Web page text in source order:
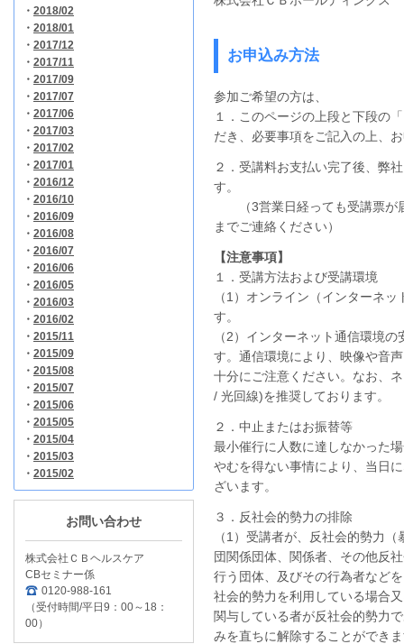
・ 2018/02
・ 2018/01
・ 2017/12
・ 2017/11
・ 2017/09
・ 2017/07
・ 2017/06
・ 2017/03
・ 2017/02
・ 2017/01
・ 2016/12
・ 2016/10
・ 2016/09
・ 2016/08
・ 2016/07
・ 2016/06
・ 2016/05
・ 2016/03
・ 2016/02
・ 2015/11
・ 2015/09
・ 2015/08
・ 2015/07
・ 2015/06
・ 2015/05
・ 2015/04
・ 2015/03
・ 2015/02
お問い合わせ
株式会社ＣＢヘルスケア
CBセミナー係
0120-988-161
（受付時間/平日9：00～18：
00）
お申込み方法
参加ご希望の方は、
１．このページの上段と下段の
だき、必要事項をご記入の上、
２．受講料お支払い完了後、弊
す。
（3営業日経っても受講票が
までご連絡ください）
【注意事項】
１．受講方法および受講環境
（1）オンライン（インターネ
す。
（2）インターネット通信環境
す。通信環境により、映像や音
十分にご注意ください。なお、
/ 光回線)を推奨しております。
２．中止またはお振替等
最小催行に人数に達しなかった
やむを得ない事情により、当日
ざいます。
３．反社会的勢力の排除
（1）受講者が、反社会的勢力
団関係団体、関係者、その他反
行う団体、及びその行為者など
社会的勢力を利用している場合
関与している者が反社会的勢力
みを直ちに解除することができ